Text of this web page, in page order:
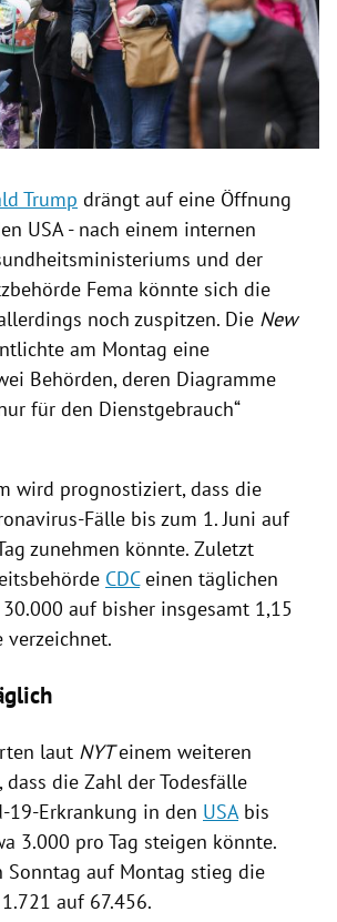
Trump drängt auf eine Öffnung
USA- nach einem internen
und der
Fema könnte sich die
noch zuspitzen. Die New
am Montag eine
Behörden, deren Diagramme
für den Dienstgebrauch“
wird prognostiziert, dass die
Fälle bis zum 1. Juni auf
zunehmen könnte. Zuletzt
CDCeinen täglichen
auf bisher insgesamt 1,15
laut NYTeinem weiteren
dass die Zahl derTodesfälle
19-Erkrankung in den USAbis
3.000 pro Tag steigen könnte.
Sonntag auf Montag stieg die
auf 67.456.